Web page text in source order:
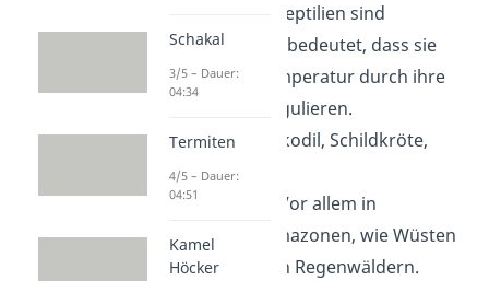
: Reptilien sind
kaltblütig. Das bedeutet, dass sie
ihre Körpertemperatur durch ihre
Umgebung regulieren.
Beispiele
: Krokodil, Schildkröte,
Schlange.
Lebensraum
: Vor allem in
wärmeren Klimazonen, wie Wüsten
und tropischen Regenwäldern.
Schakal
3/5 – Dauer:
04:34
Termiten
4/5 – Dauer:
04:51
Kamel
Höcker